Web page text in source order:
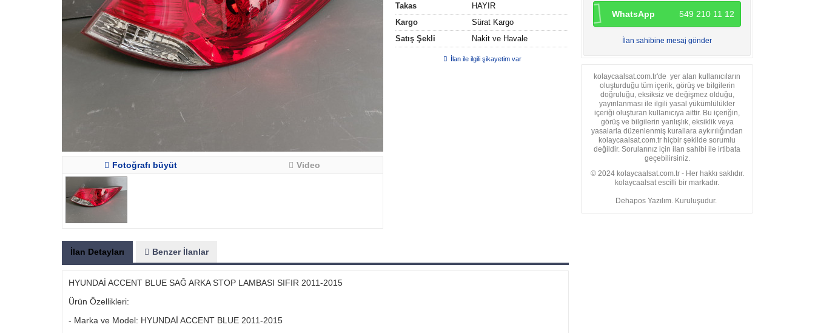
Fotoğrafı büyüt Video
Takas
HAYIR
Kargo
Sürat Kargo
Satış Şekli
Nakit ve Havale
İlan ile ilgili şikayetim var
İlan Detayları Benzer İlanlar
HYUNDAİ ACCENT BLUE SAĞ ARKA STOP LAMBASI SIFIR 2011-2015
Ürün Özellikleri:
- Marka ve Model: HYUNDAİ ACCENT BLUE 2011-2015
WhatsApp 549 210 11 12
İlan sahibine mesaj gönder
kolaycaalsat.com.tr'de yer alan kullanıcıların
oluşturduğu tüm içerik, görüş ve bilgilerin
doğruluğu, eksiksiz ve değişmez olduğu,
yayınlanması ile ilgili yasal yükümlülükler
içeriği oluşturan kullanıcıya aittir. Bu içeriğin,
görüş ve bilgilerin yanlışlık, eksiklik veya
yasalarla düzenlenmiş kurallara aykırılığından
kolaycaalsat.com.tr hiçbir şekilde sorumlu
değildir. Sorularınız için ilan sahibi ile irtibata
geçebilirsiniz.
© 2024 kolaycaalsat.com.tr - Her hakkı saklıdır.
kolaycaalsat escilli bir markadır.
Dehapos Yazılım. Kuruluşudur.